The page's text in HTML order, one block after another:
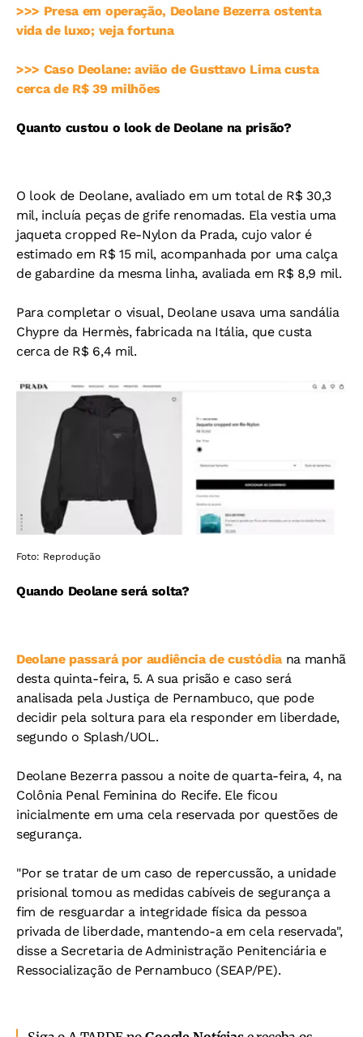
>>> Presa em operação, Deolane Bezerra ostenta
vida de luxo; veja fortuna
>>> Caso Deolane: avião de Gusttavo Lima custa
cerca de R$ 39 milhões
Quanto custou o look de Deolane na prisão?
O look de Deolane, avaliado em um total de R$ 30,3
mil, incluía peças de grife renomadas. Ela vestia uma
jaqueta cropped Re-Nylon da Prada, cujo valor é
estimado em R$ 15 mil, acompanhada por uma calça
de gabardine da mesma linha, avaliada em R$ 8,9 mil.
Para completar o visual, Deolane usava uma sandália
Chypre da Hermès, fabricada na Itália, que custa
cerca de R$ 6,4 mil.
Foto: Reprodução
Quando Deolane será solta?
Deolane passará por audiência de custódiana manhã
desta quinta-feira, 5. A sua prisão e caso será
analisada pela Justiça de Pernambuco, que pode
decidir pela soltura para ela responder em liberdade,
segundo o Splash/UOL.
Deolane Bezerra passou a noite de quarta-feira, 4, na
Colônia Penal Feminina do Recife. Ele ficou
inicialmente em uma cela reservada por questões de
segurança.
"Por se tratar de um caso de repercussão, a unidade
prisional tomou as medidas cabíveis de segurança a
fim de resguardar a integridade física da pessoa
privada de liberdade, mantendo-a em cela reservada",
disse a Secretaria de Administração Penitenciária e
Ressocialização de Pernambuco (SEAP/PE).